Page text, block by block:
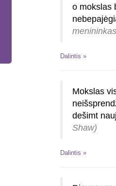
o mokslas
Dalintis »
Mokslas
dešimt
Shaw)
Dalintis »